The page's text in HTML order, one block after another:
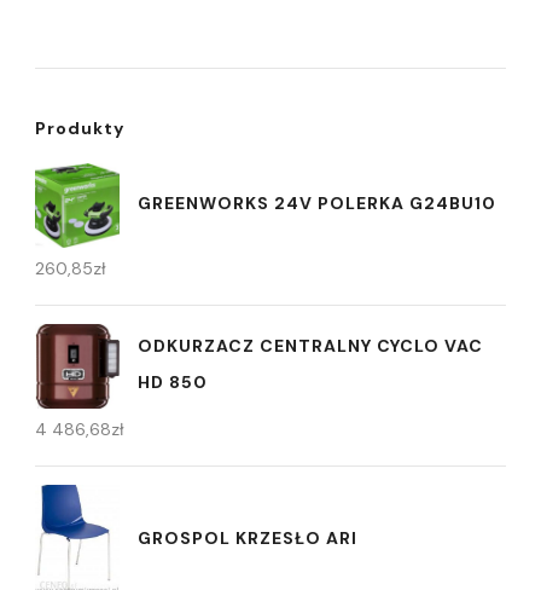
Produkty
GREENWORKS 24V POLERKA G24BU10
260,85zł
ODKURZACZ CENTRALNY CYCLO VAC
HD 850
4 486,68zł
GROSPOL KRZESŁO ARI